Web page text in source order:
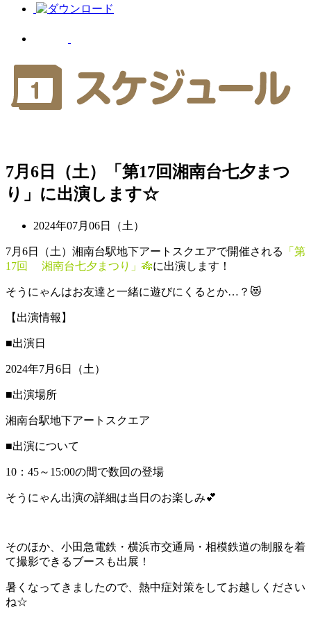
7月6日（土）「第17回湘南台七夕まつ
り」に出演します☆
2024年07月06日（土）
7月6日（土）湘南台駅地下アートスクエアで開催される
「第
17回 湘南台七夕まつり」🎋に出演します！
そうにゃんはお友達と一緒に遊びにくるとか…？😻
【出演情報】
■出演日
2024年7月6日（土）
■出演場所
湘南台駅地下アートスクエア
■出演について
10：45～15:00の間で数回の登場
そうにゃん出演の詳細は当日のお楽しみ💕
そのほか、小田急電鉄・横浜市交通局・相模鉄道の制服を着
て撮影できるブースも出展！
暑くなってきましたので、熱中症対策をしてお越しください
ね☆